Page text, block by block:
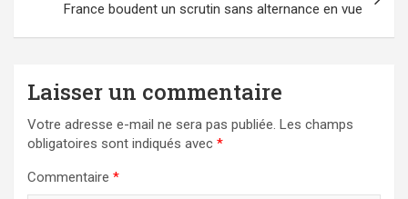
France boudent un scrutin sans alternance en vue
Laisser un commentaire
Votre adresse e-mail ne sera pas publiée. Les champs
obligatoires sont indiqués avec *
Commentaire *